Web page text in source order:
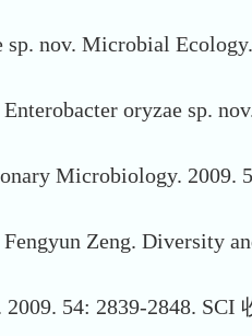
nov. Microbial
oryzae sp.
Microbiology. 2009.
Zeng. Diversity
54: 2839-2848. SCI